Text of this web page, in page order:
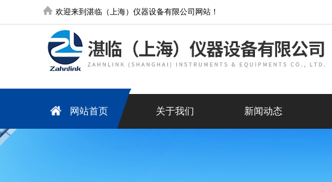
欢迎来到湛临（上海）仪器设备有限公司网站！
网站首页 关于我们 新闻动态